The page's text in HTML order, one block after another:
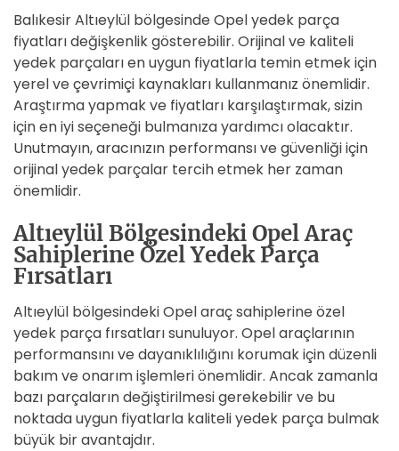
Balıkesir Altıeylül bölgesinde Opel yedek parça
fiyatları değişkenlik gösterebilir. Orijinal ve kaliteli
yedek parçaları en uygun fiyatlarla temin etmek için
yerel ve çevrimiçi kaynakları kullanmanız önemlidir.
Araştırma yapmak ve fiyatları karşılaştırmak, sizin
için en iyi seçeneği bulmanıza yardımcı olacaktır.
Unutmayın, aracınızın performansı ve güvenliği için
orijinal yedek parçalar tercih etmek her zaman
önemlidir.
Altıeylül Bölgesindeki Opel Araç
Sahiplerine Özel Yedek Parça
Fırsatları
Altıeylül bölgesindeki Opel araç sahiplerine özel
yedek parça fırsatları sunuluyor. Opel araçlarının
performansını ve dayanıklılığını korumak için düzenli
bakım ve onarım işlemleri önemlidir. Ancak zamanla
bazı parçaların değiştirilmesi gerekebilir ve bu
noktada uygun fiyatlarla kaliteli yedek parça bulmak
büyük bir avantajdır.